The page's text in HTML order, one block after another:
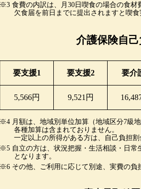
※3 食費の内訳は、月30日喫食の場合の食材
欠食届を前日までに提出されますと喫食
介護保険自己
要支援1 要支援2 要介
5,566円 9,521円
※4 月額は、地域別単位加算（地域区分7級
各種加算は含まれておりません。
一定以上の所得がある方は、自己負担
※5 自立の方は、状況把握・生活相談・日常
となります。
※6 その他、ご利用に応じて別途、実費の負